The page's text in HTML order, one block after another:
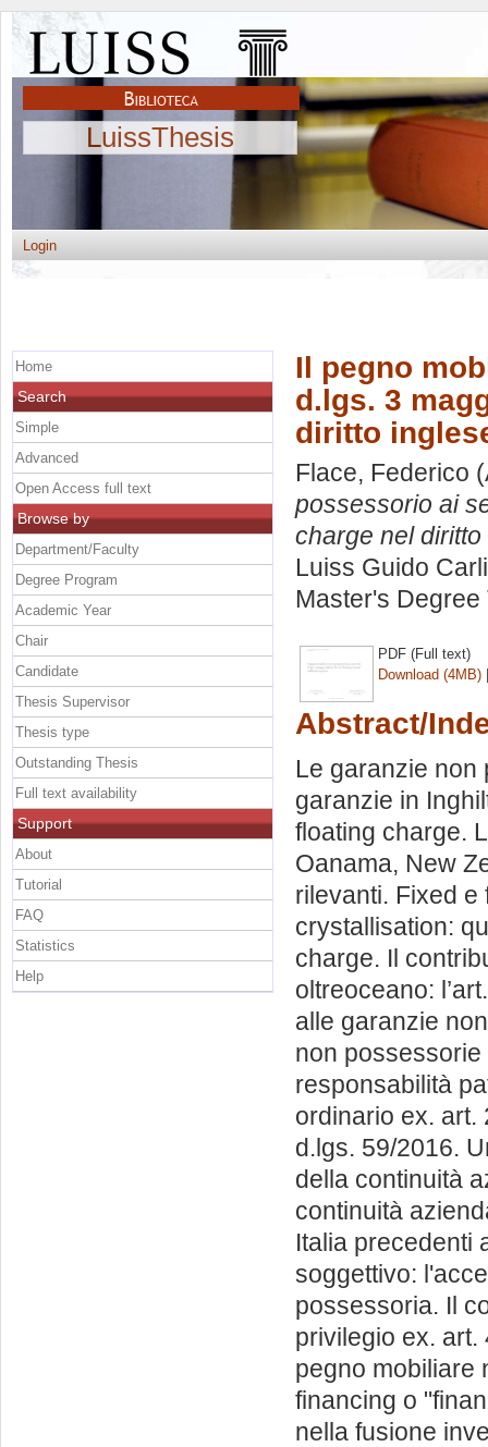
LuissThesis
Login
Il pegno
d.lgs. 3
diritto
Flace, Federico
possessorio ai
charge nel
Luiss Guido
Master's Degree
PDF (Full text)
Download (4MB)
Abstract/
Le garanzie non
garanzie in
floating charge.
Oanama, New
rilevanti. Fixed
crystallisation:
charge. Il
oltreoceano:
alle garanzie
non
responsabilità
ordinario ex. art.
d.lgs. 59/2016.
della continuità
continuità
Italia precedenti
soggettivo:
possessoria. Il
privilegio ex. art.
pegno mobiliare
financing o
nella fusione
Home
Search
Simple
Advanced
Open Access full text
Browse by
Department/Faculty
Degree Program
Academic Year
Chair
Candidate
Thesis Supervisor
Thesis type
Outstanding Thesis
Full text availability
Support
About
Tutorial
FAQ
Statistics
Help